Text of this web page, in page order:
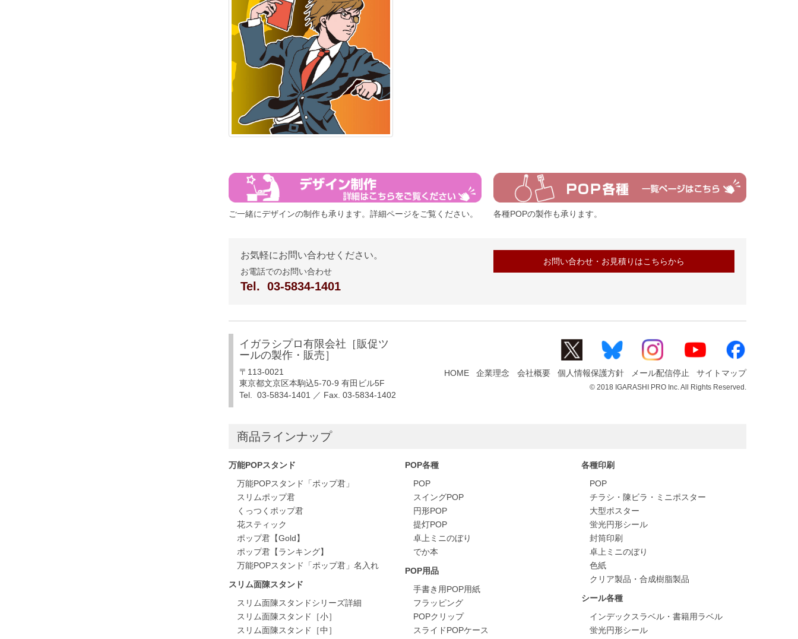
ご一緒にデザインの制作も承ります。詳細ページをご覧ください。 各種POPの製作も承ります。
お気軽にお問い合わせください。
お電話でのお問い合わせ
Tel. 03-5834-1401
お問い合わせ・お見積りはこちらから
イガラシプロ有限会社［販促ツ
ールの製作・販売］
〒113-0021
東京都文京区本駒込5-70-9 有田ビル5F
Tel. 03-5834-1401 ／ Fax. 03-5834-1402
HOME 企業理念 会社概要 個人情報保護方針 メール配信停止 サイトマップ
© 2018 IGARASHI PRO Inc. All Rights Reserved.
商品ラインナップ
万能POPスタンド
万能POPスタンド「ポップ君」
スリムポップ君
くっつくポップ君
花スティック
ポップ君【Gold】
ポップ君【ランキング】
万能POPスタンド「ポップ君」名入れ
スリム面陳スタンド
スリム面陳スタンドシリーズ詳細
スリム面陳スタンド［小］
スリム面陳スタンド［中］
POP各種
POP
スイングPOP
円形POP
提灯POP
卓上ミニのぼり
でか本
POP用品
手書き用POP用紙
フラッピング
POPクリップ
スライドPOPケース
各種印刷
POP
チラシ・陳ビラ・ミニポスター
大型ポスター
蛍光円形シール
封筒印刷
卓上ミニのぼり
色紙
クリア製品・合成樹脂製品
シール各種
インデックスラベル・書籍用ラベル
蛍光円形シール